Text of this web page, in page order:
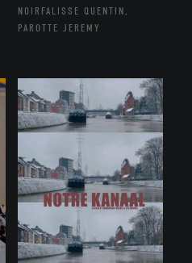
NOIRFALISSE QUENTIN,
PAROTTE JEREMY